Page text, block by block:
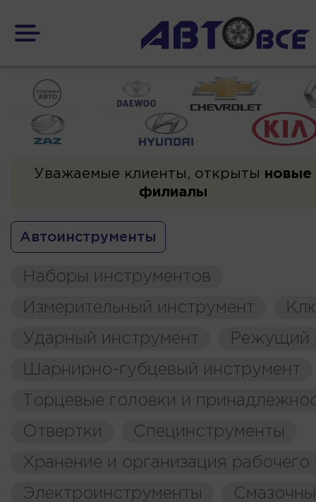
Уважаемые клиенты, открыты новые
филиалы
Автоинструменты
Наборы инструментов
Измерительный инструмент
Ударный инструмент
Режущий
Шарнирно-губцевый инструмент
Торцевые головки и
Отвертки
Специнструменты
Хранение и организация рабочего
Электроинструменты